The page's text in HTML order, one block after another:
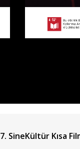
7. SineKültür Kısa